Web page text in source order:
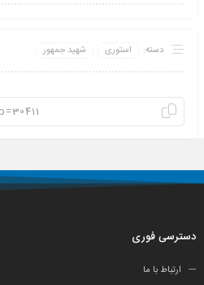
دسته: استوری شهید جمهور
دسترسی فوری
ارتباط با ما